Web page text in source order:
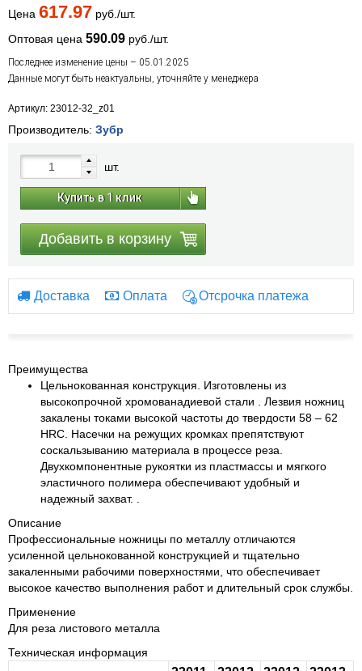
Цена 617.97 руб./шт.
Оптовая цена 590.09 руб./шт.
Последнее изменение цены – 05.01.2025
Данные могут быть неактуальны, уточняйте у менеджера
Артикул: 23012-32_z01
Производитель: Зубр
шт.
Купить в 1 клик
Добавить в корзину
Доставка Оплата Отсрочка платежа
Преимущества
Цельнокованная конструкция. Изготовлены из
высокопрочной хромованадиевой стали . Лезвия ножниц
закалены токами высокой частоты до твердости 58 – 62
HRC. Насечки на режущих кромках препятствуют
соскальзыванию материала в процессе реза.
Двухкомпонентные рукоятки из пластмассы и мягкого
эластичного полимера обеспечивают удобный и
надежный захват. .
Описание
Профессиональные ножницы по металлу отличаются
усиленной цельнокованной конструкцией и тщательно
закаленными рабочими поверхностями, что обеспечивает
высокое качество выполнения работ и длительный срок службы.
Применение
Для реза листового металла
Техническая информация